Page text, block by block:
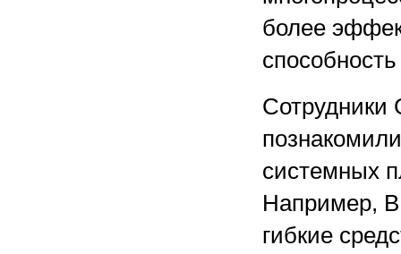
более
Сотрудники
системных
Например,
гибкие